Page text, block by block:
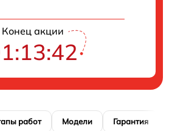
Конец акции
работ Модели Гарантия